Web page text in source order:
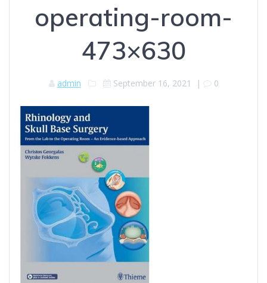
operating-room-
473×630
admin September 16, 2021 | 0